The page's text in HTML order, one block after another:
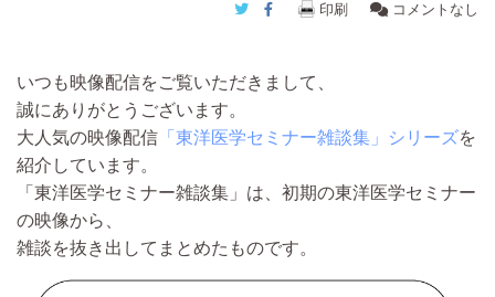
Twitter
Facebook
印刷 コメントなし
いつも映像配信をご覧いただきまして、
誠にありがとうございます。
大人気の映像配信 「東洋医学セミナー雑談集」シリーズを
紹介しています。
「東洋医学セミナー雑談集」は、初期の東洋医学セミナー
の映像から、
雑談を抜き出してまとめたものです。